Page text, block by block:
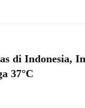
di Indonesia,
37°C